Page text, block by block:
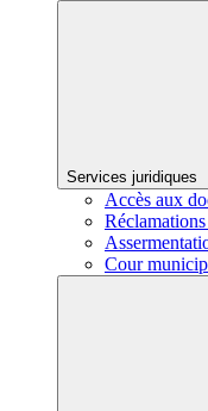
Services juridiques
Accès aux
Cour